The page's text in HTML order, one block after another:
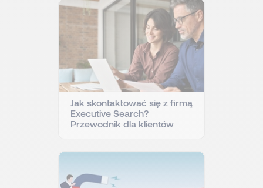
Jak skontaktować się z firmą
Executive Search?
Przewodnik dla klientów